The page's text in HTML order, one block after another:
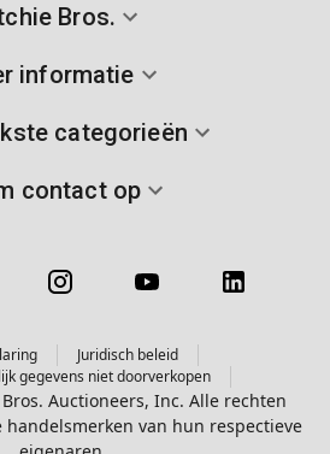
Bros.
informatie
categorieën
contact op
Juridisch beleid
gegevens niet doorverkopen
Auctioneers, Inc. Alle rechten
handelsmerken van hun respectieve